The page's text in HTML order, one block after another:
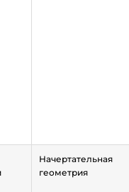
Начертательная
геометрия